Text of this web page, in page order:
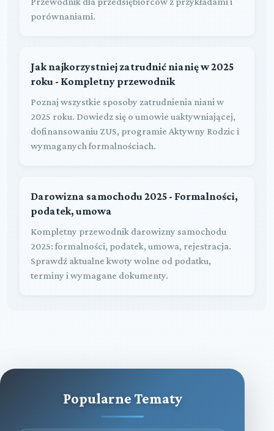
porównaniami.
Jak najkorzystniej zatrudnić nianię w 2025
roku - Kompletny przewodnik
Poznaj wszystkie sposoby zatrudnienia niani w
2025 roku. Dowiedz się o umowie uaktywniającej,
dofinansowaniu ZUS, programie Aktywny Rodzic i
wymaganych formalnościach.
Darowizna samochodu 2025 - Formalności,
podatek, umowa
Kompletny przewodnik darowizny samochodu
2025: formalności, podatek, umowa, rejestracja.
Sprawdź aktualne kwoty wolne od podatku,
terminy i wymagane dokumenty.
Popularne Tematy